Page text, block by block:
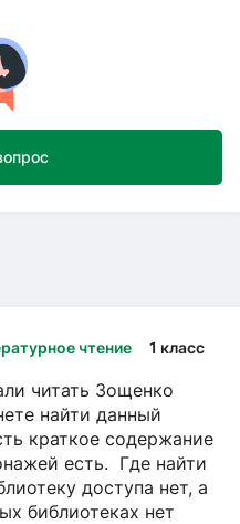
чтение 1 класс
читать Зощенко
найти данный
краткое содержание
есть. Где найти
доступа нет, а
библиотеках нет